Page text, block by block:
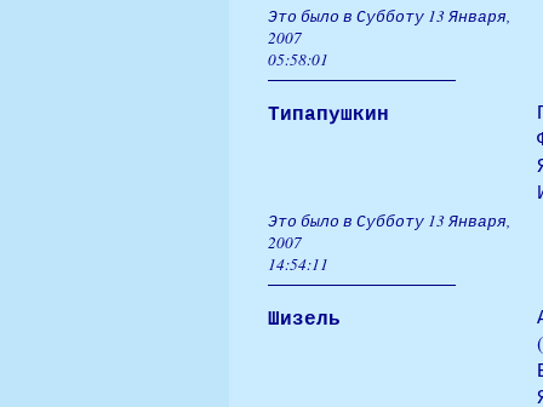
Это было в Субботу 13 Января,
2007
05:58:01
Типапушкин
Это было в Субботу 13 Января,
2007
14:54:11
Шизель